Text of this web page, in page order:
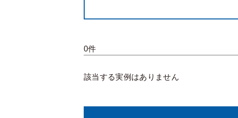
0件
該当する実例はありません